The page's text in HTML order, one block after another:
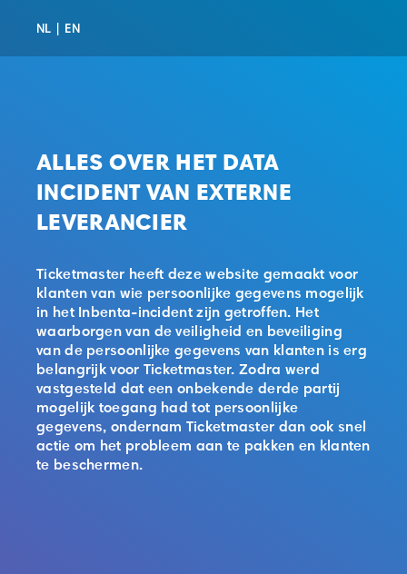
NL | EN
ALLES OVER HET DATA
INCIDENT VAN EXTERNE
LEVERANCIER
Ticketmaster heeft deze website gemaakt voor
klanten van wie persoonlijke gegevens mogelijk
in het Inbenta-incident zijn getroffen. Het
waarborgen van de veiligheid en beveiliging
van de persoonlijke gegevens van klanten is erg
belangrijk voor Ticketmaster. Zodra werd
vastgesteld dat een onbekende derde partij
mogelijk toegang had tot persoonlijke
gegevens, ondernam Ticketmaster dan ook snel
actie om het probleem aan te pakken en klanten
te beschermen.